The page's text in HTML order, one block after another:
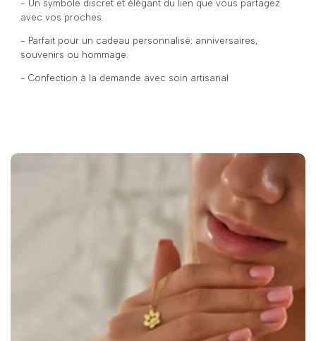
- Un symbole discret et élégant du lien que vous partagez
avec vos proches.
- Parfait pour un cadeau personnalisé: anniversaires,
souvenirs ou hommage.
- Confection à la demande avec soin artisanal